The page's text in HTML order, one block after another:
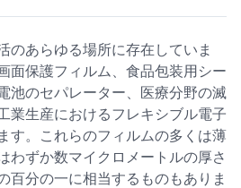
のあらゆる場所に存在していま
面保護フィルム、食品包装用シー
池のセパレーター、医療分野の滅
業生産におけるフレキシブル電子
す。これらのフィルムの多くは薄
わずか数マイクロメートルの厚さ
百分の一に相当するものもありま